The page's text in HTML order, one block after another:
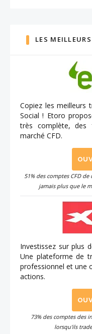
LES
Copiez les meilleurs
Social ! Etoro
très complète, des
marché CFD.
51% des comptes CFD
jamais plus que le
Investissez sur plus
Une plateforme de
professionnel et une
actions.
73% des comptes des
lorsqu'ils